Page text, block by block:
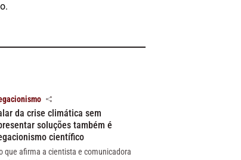
da crise climática sem
soluções também é
científico
que afirma a cientista e comunicadora